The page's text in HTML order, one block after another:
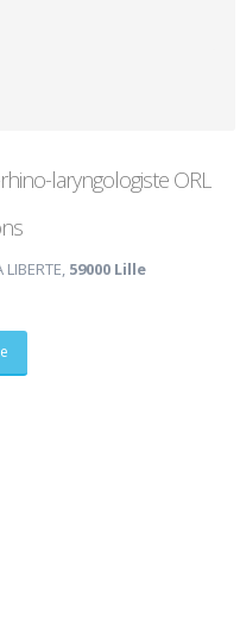
laryngologiste ORL
LIBERTE, 59000 Lille